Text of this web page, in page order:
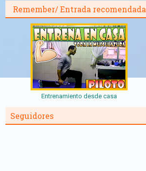
Remember/ Entrada recomendada
Entrenamiento desde casa
Seguidores